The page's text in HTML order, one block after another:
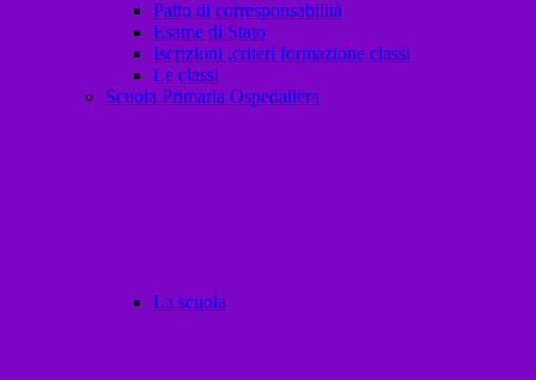
Patto di corresponsabilità
Esame di Stato
Iscrizioni ,criteri formazione classi
Le classi
Scuola Primaria Ospedaliera
La scuola